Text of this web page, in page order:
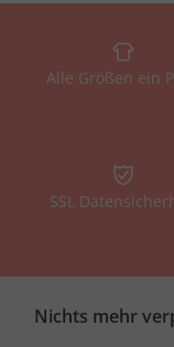
Alle Größen ein
SSL
Nichts mehr